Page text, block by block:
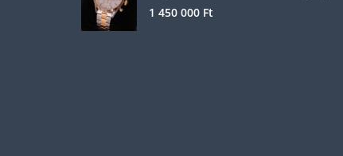
1 450 000 Ft